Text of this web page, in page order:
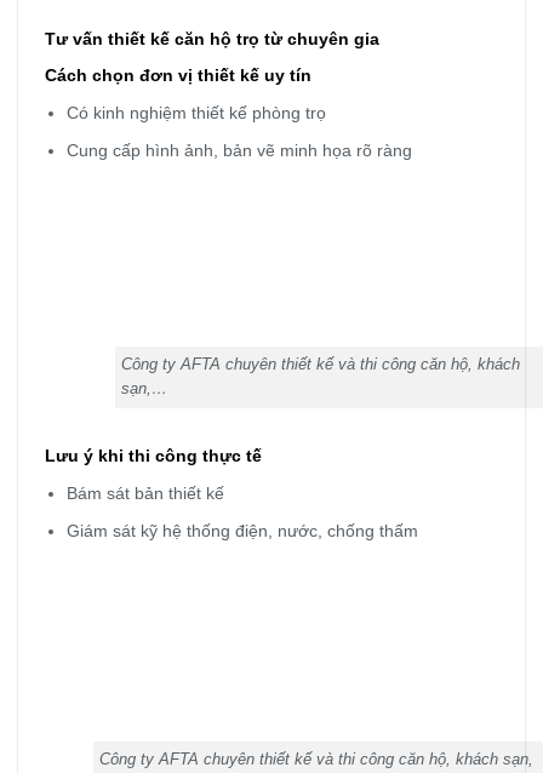
Tư vấn thiết kế căn hộ trọ từ chuyên gia
Cách chọn đơn vị thiết kế uy tín
Có kinh nghiệm thiết kế phòng trọ
Cung cấp hình ảnh, bản vẽ minh họa rõ ràng
Công ty AFTA chuyên thiết kế và thi công căn hộ, khách
sạn,…
Lưu ý khi thi công thực tế
Bám sát bản thiết kế
Giám sát kỹ hệ thống điện, nước, chống thấm
Công ty AFTA chuyên thiết kế và thi công căn hộ, khách sạn,